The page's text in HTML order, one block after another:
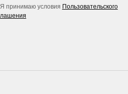
Я принимаю условия Пользовательского